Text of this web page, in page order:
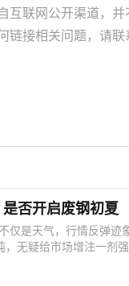
互联网公开渠道，
链接相关问题，请联
否开启废钢初夏
仅是天气，行情反弹迹
无疑给市场增注一剂
忧，此番上涨是否已是